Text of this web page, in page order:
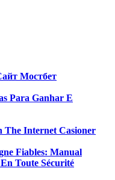
Мостбет
Para Ganhar E
The Internet Casioner
Fiables: Manual
Toute Sécurité